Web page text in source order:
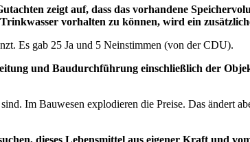
zeigt auf, dass das vorhandene
vorhalten zu können, wird ein
Es gab 25 Ja und 5 Neinstimmen (von der CDU).
und Baudurchführung einschließlich der
Im Bauwesen explodieren die Preise. Das ändert
dieses Lebensmittel aus eigener Kraft und